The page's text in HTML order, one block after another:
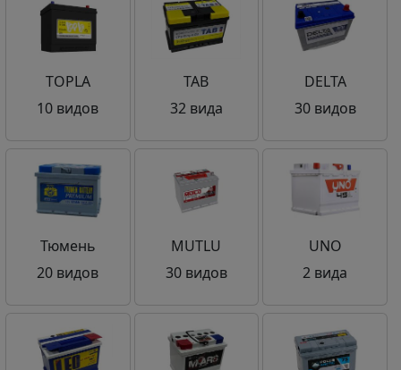
TOPLA
10 видов
TAB
32 вида
DELTA
30 видов
Тюмень
20 видов
MUTLU
30 видов
UNO
2 вида